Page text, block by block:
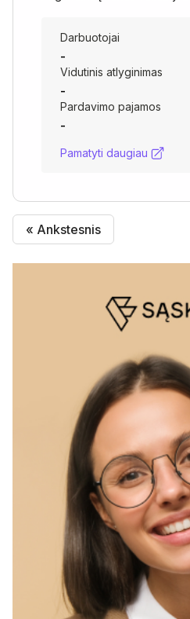
Darbuotojai
-
Vidutinis atlyginimas
-
Pardavimo pajamos
-
Pamatyti daugiau
« Ankstesnis